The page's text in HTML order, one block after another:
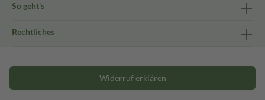
So geht's
Rechtliches
Widerruf erklären